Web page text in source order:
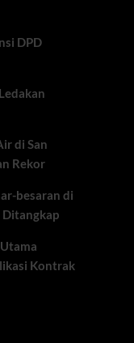
DPD
di San
Rekor
besaran di
Ditangkap
Kontrak